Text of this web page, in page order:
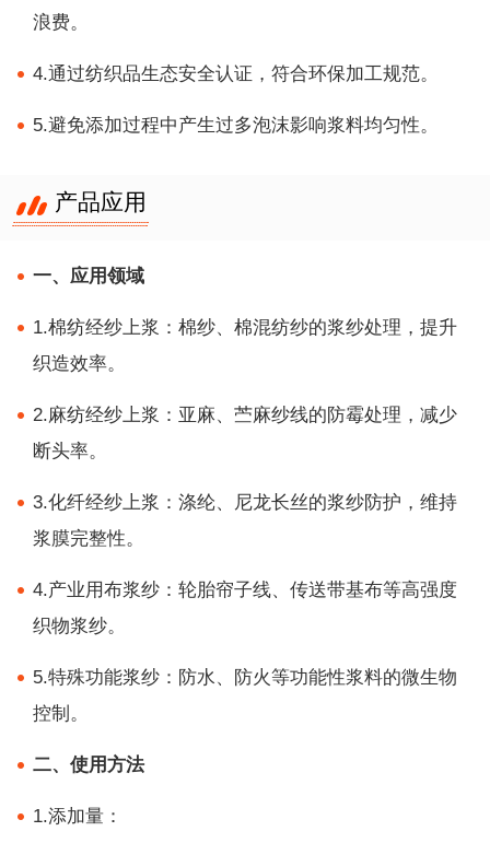
浪费。
4.通过纺织品生态安全认证，符合环保加工规范。
5.避免添加过程中产生过多泡沫影响浆料均匀性。
产品应用
一、应用领域
1.棉纺经纱上浆：棉纱、棉混纺纱的浆纱处理，提升
织造效率。
2.麻纺经纱上浆：亚麻、苎麻纱线的防霉处理，减少
断头率。
3.化纤经纱上浆：涤纶、尼龙长丝的浆纱防护，维持
浆膜完整性。
4.产业用布浆纱：轮胎帘子线、传送带基布等高强度
织物浆纱。
5.特殊功能浆纱：防水、防火等功能性浆料的微生物
控制。
二、使用方法
1.添加量：